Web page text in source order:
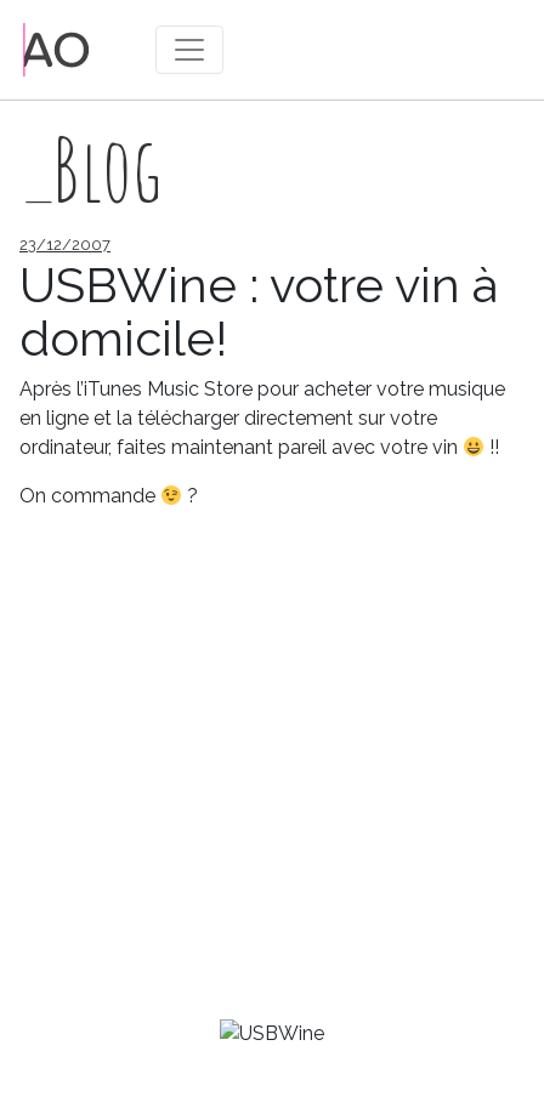
_Blog
Publié
23/12/2007
USBWine : votre vin à
domicile!
Après l’iTunes Music Store pour acheter votre musique
en ligne et la télécharger directement sur votre
ordinateur, faites maintenant pareil avec votre vin
!!
On commande ?